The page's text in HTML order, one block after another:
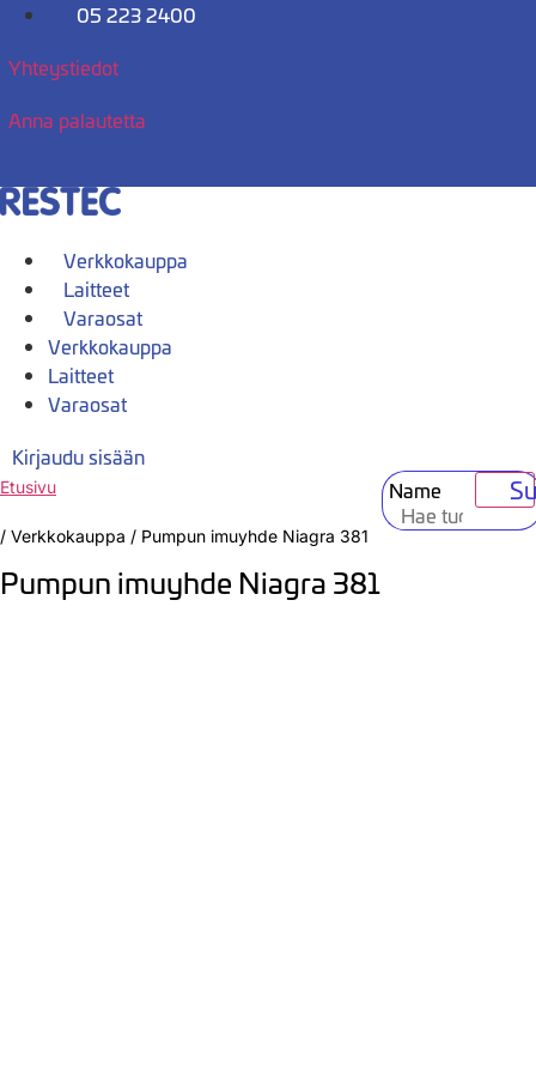
Mene
05 223 2400
Yhteystiedot
Anna palautetta
Verkkokauppa
Laitteet
Varaosat
Verkkokauppa
Laitteet
Varaosat
Kirjaudu sisään
Name
Etusivu
/ Verkkokauppa / Pumpun imuyhde Niagra 381
Pumpun imuyhde Niagra 381